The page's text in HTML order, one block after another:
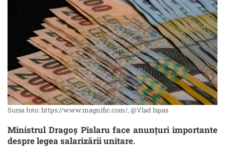
Sursa foto: https://www.magnific.com/, @Vlad Ispas
Ministrul Dragoș Pîslaru face anunțuri importante
despre legea salarizării unitare.